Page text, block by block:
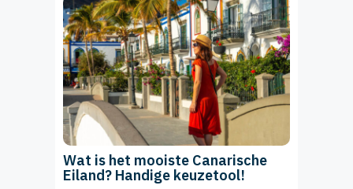
Wat is het mooiste Canarische
Eiland? Handige keuzetool!